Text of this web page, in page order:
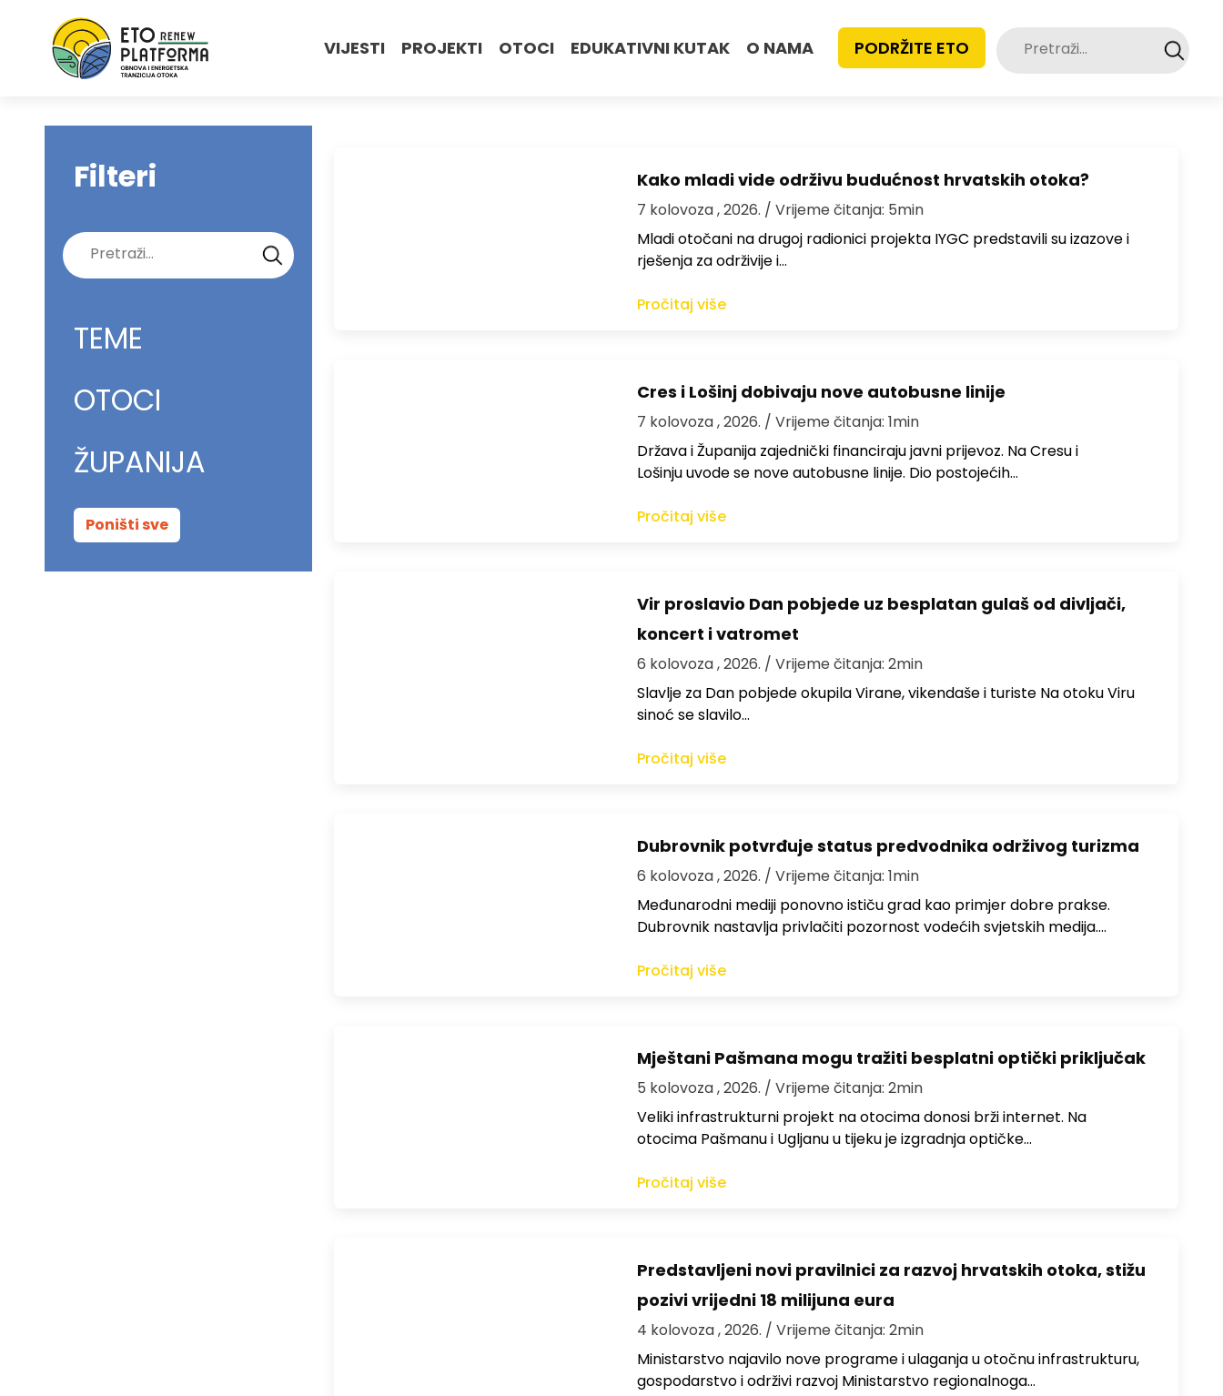
VIJESTI PROJEKTI OTOCI EDUKATIVNI KUTAK O NAMA PODRŽITE ETO Pretraži:
Filteri
Pretraži:
TEME
OTOCI
ŽUPANIJA
Poništi sve
Kako mladi vide održivu budućnost hrvatskih otoka?
7 kolovoza , 2026. / Vrijeme čitanja: 5min
Mladi otočani na drugoj radionici projekta IYGC predstavili su izazove i
rješenja za održivije i…
Pročitaj više
Cres i Lošinj dobivaju nove autobusne linije
7 kolovoza , 2026. / Vrijeme čitanja: 1min
Država i Županija zajednički financiraju javni prijevoz. Na Cresu i
Lošinju uvode se nove autobusne linije. Dio postojećih…
Pročitaj više
Vir proslavio Dan pobjede uz besplatan gulaš od divljači,
koncert i vatromet
6 kolovoza , 2026. / Vrijeme čitanja: 2min
Slavlje za Dan pobjede okupila Virane, vikendaše i turiste Na otoku Viru
sinoć se slavilo…
Pročitaj više
Dubrovnik potvrđuje status predvodnika održivog turizma
6 kolovoza , 2026. / Vrijeme čitanja: 1min
Međunarodni mediji ponovno ističu grad kao primjer dobre prakse.
Dubrovnik nastavlja privlačiti pozornost vodećih svjetskih medija.…
Pročitaj više
Mještani Pašmana mogu tražiti besplatni optički priključak
5 kolovoza , 2026. / Vrijeme čitanja: 2min
Veliki infrastrukturni projekt na otocima donosi brži internet. Na
otocima Pašmanu i Ugljanu u tijeku je izgradnja optičke…
Pročitaj više
Predstavljeni novi pravilnici za razvoj hrvatskih otoka, stižu
pozivi vrijedni 18 milijuna eura
4 kolovoza , 2026. / Vrijeme čitanja: 2min
Ministarstvo najavilo nove programe i ulaganja u otočnu infrastrukturu,
gospodarstvo i održivi razvoj Ministarstvo regionalnoga…